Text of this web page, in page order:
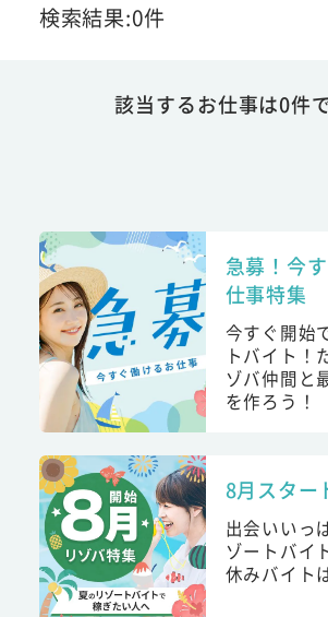
検索結果:0件
該当するお仕事は0件
急募！今
仕事特集
今すぐ開始
トバイト！
ゾバ仲間と
を作ろう！
8月スター
出会いいっ
ゾートバイ
休みバイト